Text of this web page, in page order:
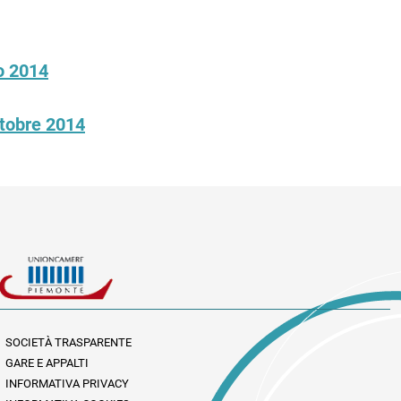
2014
2014
SOCIETÀ TRASPARENTE
GARE E APPALTI
INFORMATIVA PRIVACY